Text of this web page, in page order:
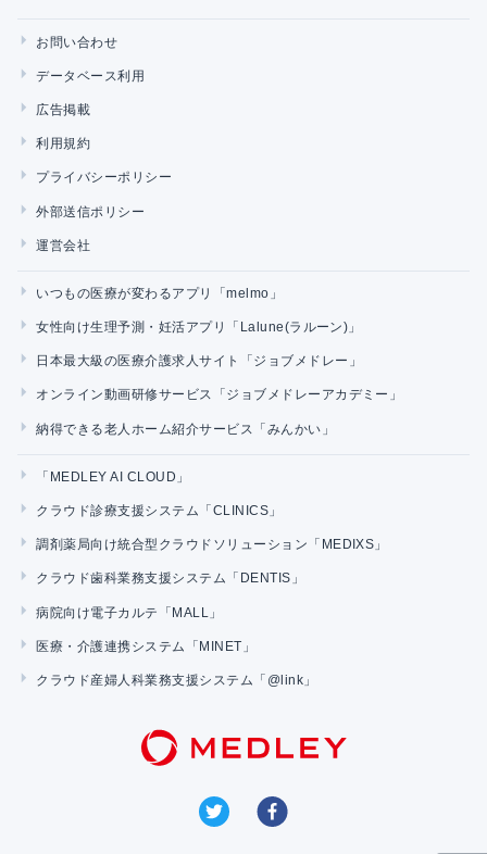
お問い合わせ
データベース利用
広告掲載
利用規約
プライバシーポリシー
外部送信ポリシー
運営会社
いつもの医療が変わるアプリ「melmo」
女性向け生理予測・妊活アプリ「Lalune(ラルーン)」
日本最大級の医療介護求人サイト「ジョブメドレー」
オンライン動画研修サービス「ジョブメドレーアカデミー」
納得できる老人ホーム紹介サービス「みんかい」
「MEDLEY AI CLOUD」
クラウド診療支援システム「CLINICS」
調剤薬局向け統合型クラウドソリューション「MEDIXS」
クラウド歯科業務支援システム「DENTIS」
病院向け電子カルテ「MALL」
医療・介護連携システム「MINET」
クラウド産婦人科業務支援システム「@link」